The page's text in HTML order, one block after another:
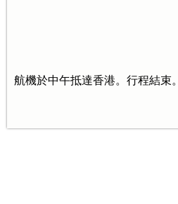
航機於中午抵達香港。行程結束。